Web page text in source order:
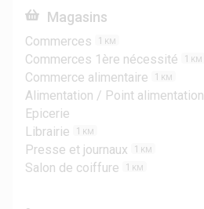
Magasins
Commerces 1 KM
Commerces 1ère nécessité 1 KM
Commerce alimentaire 1 KM
Alimentation / Point alimentation
Epicerie
Librairie
1 KM
Presse et journaux 1 KM
Salon de coiffure 1 KM